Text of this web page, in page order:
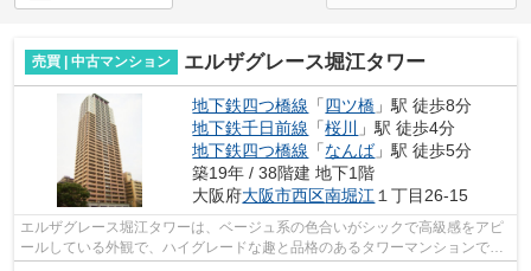
売買 | 中古マンション エルザグレース堀江タワー
地下鉄四つ橋線 「四ツ橋 」駅 徒歩8分
地下鉄千日前線 「桜川
」駅 徒歩4分
地下鉄四つ橋線 「なんば」駅 徒歩5分
築19年 / 38階建 地下1階
大阪府大阪市西区南堀江 １丁目26-15
エルザグレース堀江タワーは、ベージュ系の色合いがシックで高級感をアピ
ールしている外観で、ハイグレードな趣と品格のあるタワーマンションで